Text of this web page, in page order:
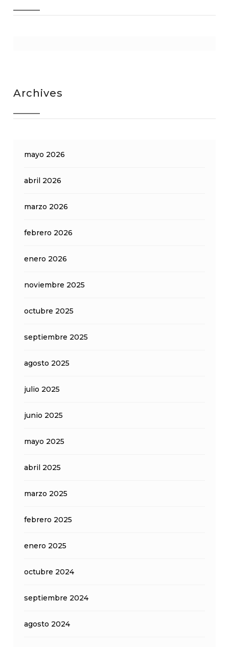
Archives
mayo 2026
abril 2026
marzo 2026
febrero 2026
enero 2026
noviembre 2025
octubre 2025
septiembre 2025
agosto 2025
julio 2025
junio 2025
mayo 2025
abril 2025
marzo 2025
febrero 2025
enero 2025
octubre 2024
septiembre 2024
agosto 2024